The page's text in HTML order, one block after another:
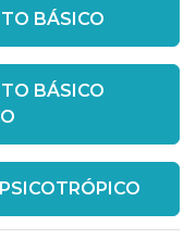
BÁSICO
BÁSICO